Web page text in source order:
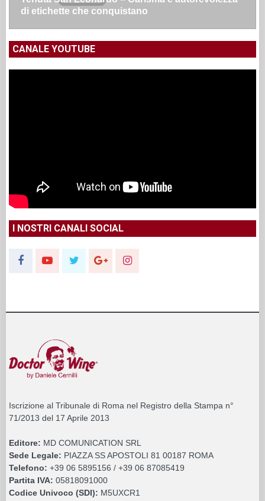
di etichette che conquistano
CANALE YOUTUBE
I NOSTRI CANALI SOCIAL
Iscrizione al Tribunale di Roma nel Registro della Stampa n°
71/2013 del 17 Aprile 2013
Editore: MD COMUNICATION SRL
Sede Legale: PIAZZA SS APOSTOLI 81 00187 ROMA
Telefono: +39 06 5895156 / +39 06 87085419
Partita IVA: 05818091000
Codice Univoco (SDI): M5UXCR1